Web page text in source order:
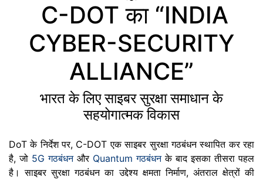
C-DOT का “INDIA
CYBER-SECURITY
ALLIANCE”
भारत के लिए साइबर सुरक्षा समाधान के
सहयोगात्मक विकास
DoT के निर्देश पर, C-DOT एक साइबर सुरक्षा गठबंधन स्थापित कर रहा
है, जो 5G गठबंधनऔर Quantum गठबंधनके बाद इसका तीसरा पहल
है। साइबर सुरक्षा गठबंधन का उद्देश्य क्षमता निर्माण, अंतराल क्षेत्रों की